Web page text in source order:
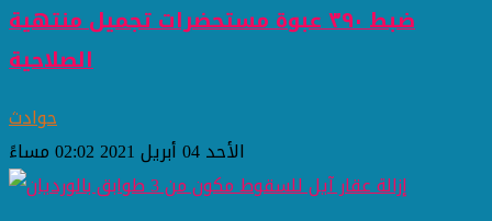
ضبط ٣٩٠ عبوة مستحضرات تجميل منتهية
الصلاحية
حوادث
الأحد 04 أبريل 2021 02:02 مساءً